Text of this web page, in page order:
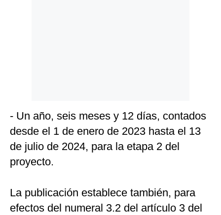
- Un año, seis meses y 12 días, contados
desde el 1 de enero de 2023 hasta el 13
de julio de 2024, para la etapa 2 del
proyecto.
La publicación establece también, para
efectos del numeral 3.2 del artículo 3 del